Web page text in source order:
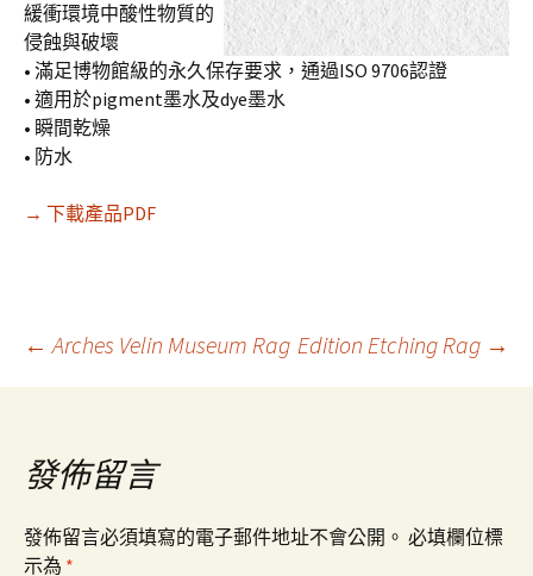
緩衝環境中酸性物質的
侵蝕與破壞
• 滿足博物館級的永久保存要求，通過ISO 9706認證
• 適用於pigment墨水及dye墨水
• 瞬間乾燥
• 防水
→ 下載產品PDF
文
章
導
← Arches Velin Museum Rag Edition Etching Rag →
發佈留言
發佈留言必須填寫的電子郵件地址不會公開。 必填欄位標
示為 *